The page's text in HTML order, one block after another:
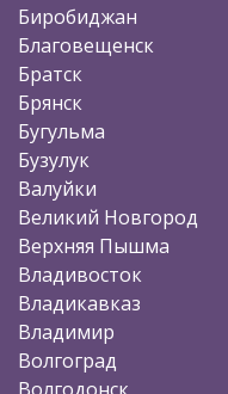
Биробиджан
Благовещенск
Братск
Брянск
Бугульма
Бузулук
Валуйки
Великий Новгород
Верхняя Пышма
Владивосток
Владикавказ
Владимир
Волгоград
Волгодонск